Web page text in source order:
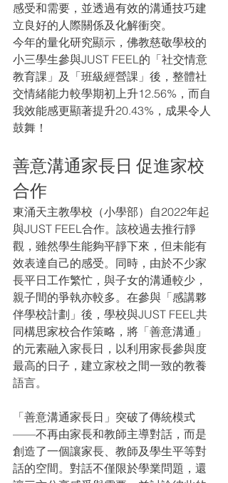
感受和需要，並透過有效的溝通技巧建
立良好的人際關係及化解衝突。
今年的量化研究顯示，佛教慈敬學校的
小三學生參與JUST FEEL的「社交情意
教育課」及「班級經營課」後，整體社
交情緒能力較學期初上升12.56%，而自
我效能感更顯著提升20.43%，成果令人
鼓舞！
善意溝通家長日 促進家校
合作
東涌天主教學校（小學部）自2022年起
與JUST FEEL合作。該校過去推行靜
觀，雖然學生能夠平靜下來，但未能有
效表達自己的感受。同時，由於不少家
長平日工作繁忙，與子女的溝通較少，
親子間的爭執亦較多。在參與「感講夥
伴學校計劃」後，學校與JUST FEEL共
同構思家校合作策略，將「善意溝通」
的元素融入家長日，以利用家長參與度
最高的日子，建立家校之間一致的教養
語言。
「善意溝通家長日」突破了傳統模式
——不再由家長和教師主導對話，而是
創造了一個讓家長、教師及學生平等對
話的空間。對話不僅限於學業問題，還